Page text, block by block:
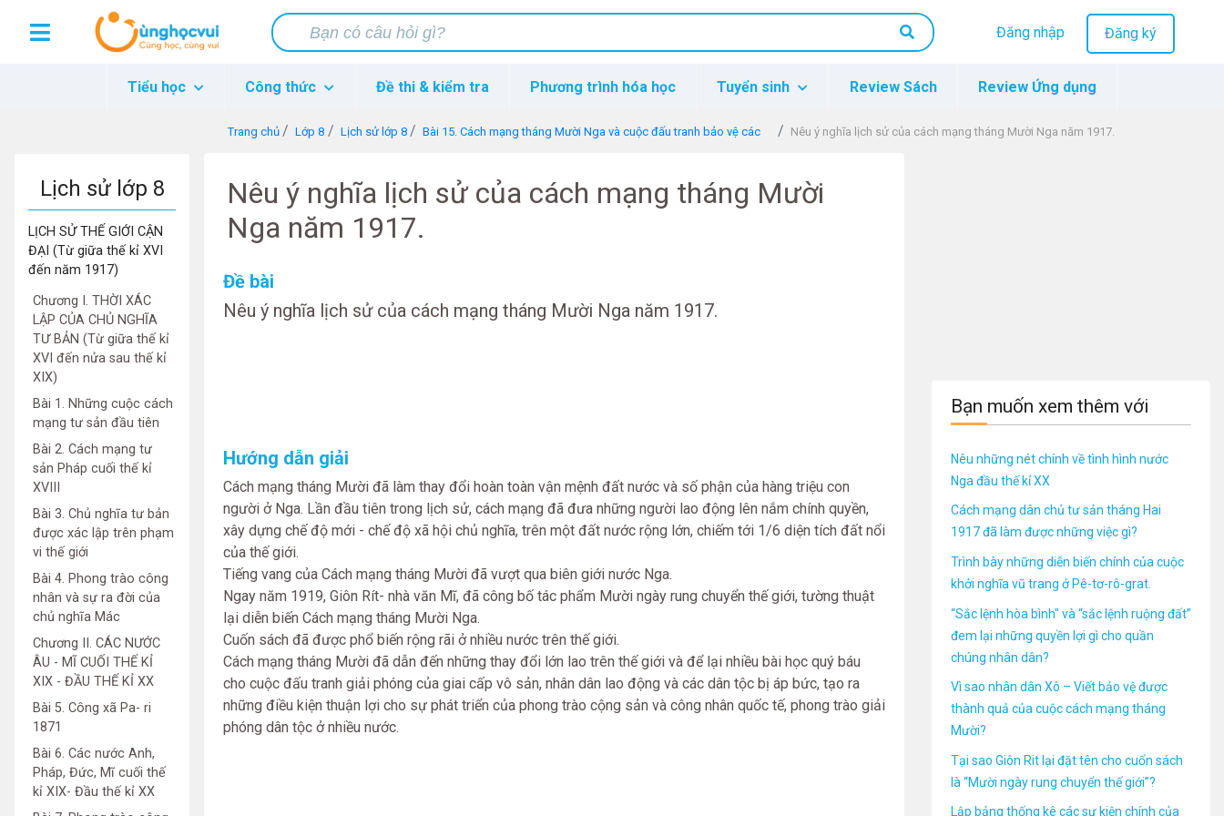
Đăng nhập Đăng ký
Tiểu học Công thức Đề thi & kiểm tra Phương trình hóa học Tuyển sinh Review Sách Review Ứng dụng
Trang chủ Lớp 8 Lịch sử lớp 8 Bài 15. Cách mạng tháng Mười Nga và cuộc đấu tranh bảo vệ cách mạng (1917 - 1921) Nêu ý nghĩa lịch sử của cách mạng tháng Mười Nga năm 1917.
Lịch sử lớp 8
LỊCH SỬ THẾ GIỚI CẬN
ĐẠI (Từ giữa thế kỉ XVI
đến năm 1917)
Chương I. THỜI XÁC
LẬP CỦA CHỦ NGHĨA
TƯ BẢN (Từ giữa thế kỉ
XVI đến nửa sau thế kỉ
XIX)
Bài 1. Những cuộc cách
mạng tư sản đầu tiên
Bài 2. Cách mạng tư
sản Pháp cuối thế kỉ
XVIII
Bài 3. Chủ nghĩa tư bản
được xác lập trên phạm
vi thế giới
Bài 4. Phong trào công
nhân và sự ra đời của
chủ nghĩa Mác
Chương II. CÁC NƯỚC
ÂU - MĨ CUỐI THẾ KỈ
XIX - ĐẦU THẾ KỈ XX
Bài 5. Công xã Pa- ri
1871
Bài 6. Các nước Anh,
Pháp, Đức, Mĩ cuối thế
kỉ XIX- Đầu thế kỉ XX
Nêu ý nghĩa lịch sử của cách mạng tháng Mười
Nga năm 1917.
Đề bài
Nêu ý nghĩa lịch sử của cách mạng tháng Mười Nga năm 1917.
Hướng dẫn giải
Cách mạng tháng Mười đã làm thay đổi hoàn toàn vận mệnh đất nước và số phận của hàng triệu con
người ở Nga. Lần đầu tiên trong lịch sử, cách mạng đã đưa những người lao động lên nắm chính quyền,
xây dựng chế độ mới - chế độ xã hội chủ nghĩa, trên một đất nước rộng lớn, chiếm tới 1/6 diện tích đất nổi
của thế giới.
Tiếng vang của Cách mạng tháng Mười đã vượt qua biên giới nước Nga.
Ngay năm 1919, Giôn Rít- nhà văn Mĩ, đã công bố tác phẩm Mười ngày rung chuyển thế giới, tường thuật
lại diễn biến Cách mạng tháng Mười Nga.
Cuốn sách đã được phổ biến rộng rãi ở nhiều nước trên thế giới.
Cách mạng tháng Mười đã dẫn đến những thay đổi lớn lao trên thế giới và để lại nhiều bài học quý báu
cho cuộc đấu tranh giải phóng của giai cấp vô sản, nhân dân lao động và các dân tộc bị áp bức, tạo ra
những điều kiện thuận lợi cho sự phát triển của phong trào cộng sản và công nhân quốc tế, phong trào giải
phóng dân tộc ở nhiều nước.
Bạn muốn xem thêm với
Nêu những nét chính về tình hình nước
Nga đầu thế kỉ XX
Cách mạng dân chủ tư sản tháng Hai
1917 đã làm được những việc gì?
Trình bày những diễn biến chính của cuộc
khởi nghĩa vũ trang ở Pê-tơ-rô-grat.
“Sắc lệnh hòa bình" và “sắc lệnh ruộng đất”
đem lại những quyền lợi gì cho quần
chúng nhân dân?
Vì sao nhân dân Xô – Viết bảo vệ được
thành quả của cuộc cách mạng tháng
Mười?
Tại sao Giôn Rit lại đặt tên cho cuốn sách
là “Mười ngày rung chuyển thế giới”?
Lập bảng thống kê các sự kiện chính của